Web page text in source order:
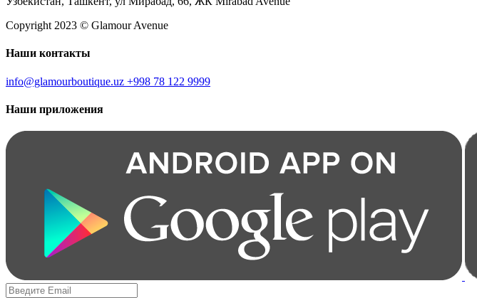
Copyright 2023 © Glamour Avenue
Наши контакты
info@glamourboutique.uz +998 78 122 9999
Наши приложения